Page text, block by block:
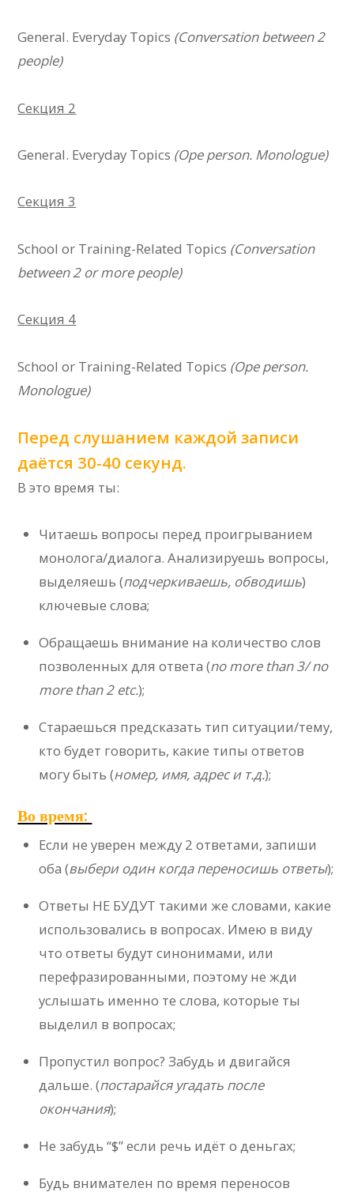
General. Everyday Topics (Conversation between 2
people)
Секция 2
General. Everyday Topics (Ope person. Monologue)
Секция 3
School or Training-Related Topics (Conversation
between 2 or more people)
Секция 4
School or Training-Related Topics (Ope person.
Monologue)
Перед слушанием каждой записи
даётся 30-40 секунд.
В это время ты:
Читаешь вопросы перед проигрыванием
монолога/диалога. Анализируешь вопросы,
выделяешь (подчеркиваешь, обводишь)
ключевые слова;
Обращаешь внимание на количество слов
позволенных для ответа (no more than 3/ no
more than 2 etc.);
Стараешься предсказать тип ситуации/тему,
кто будет говорить, какие типы ответов
могу быть (номер, имя, адрес и т.д.);
Во время:
Если не уверен между 2 ответами, запиши
оба (выбери один когда переносишь ответы);
Ответы НЕ БУДУТ такими же словами, какие
использовались в вопросах. Имею в виду
что ответы будут синонимами, или
перефразированными, поэтому не жди
услышать именно те слова, которые ты
выделил в вопросах;
Пропустил вопрос? Забудь и двигайся
дальше. (постарайся угадать после
окончания);
Не забудь “$” если речь идёт о деньгах;
Будь внимателен по время переносов